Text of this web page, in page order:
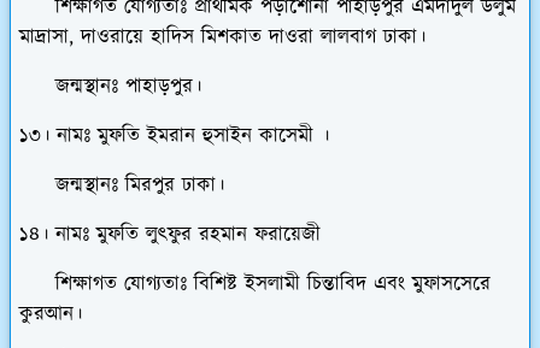
শিক্ষাগত যোগ্যতাঃ প্রাথমিক পড়াশোনা পাহাড়পুর এমদাদুল উলুম
মাদ্রাসা, দাওরায়ে হাদিস মিশকাত দাওরা লালবাগ ঢাকা।
জন্মস্থানঃ পাহাড়পুর।
১৩। নামঃ মুফতি ইমরান হুসাইন কাসেমী ।
জন্মস্থানঃ মিরপুর ঢাকা।
১৪। নামঃ মুফতি লুৎফুর রহমান ফরায়েজী
শিক্ষাগত যোগ্যতাঃ বিশিষ্ট ইসলামী চিন্তাবিদ এবং মুফাসসেরে
কুরআন।